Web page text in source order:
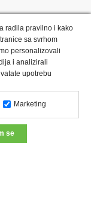
Privesci i trakice
i kape
proizvodi
radila pravilno i kako
sa svrhom
personalizovali
i analizirali
upotrebu
Marketing
se